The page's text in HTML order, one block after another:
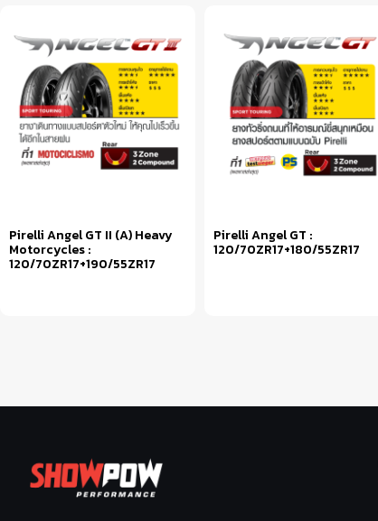
Pirelli Angel GT II (A) Heavy
Motorcycles :
120/70ZR17+190/55ZR17
Pirelli Angel GT :
120/70ZR17+180/55ZR17